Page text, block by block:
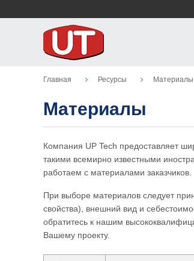
Главная Ресурсы Материалы
Материалы
Компания UP Tech предоставляет
такими всемирно известными
работаем с материалами заказчиков.
При выборе материалов следует
свойства), внешний вид и
обратитесь к нашим
Вашему проекту.